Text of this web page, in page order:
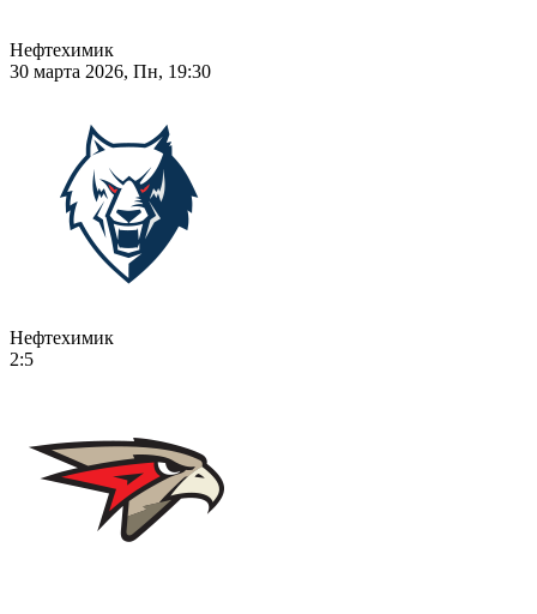
Нефтехимик
30 марта 2026, Пн, 19:30
Нефтехимик
2:5